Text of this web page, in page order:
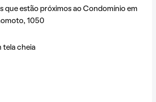
que estão próximos ao Condomínio em
1050